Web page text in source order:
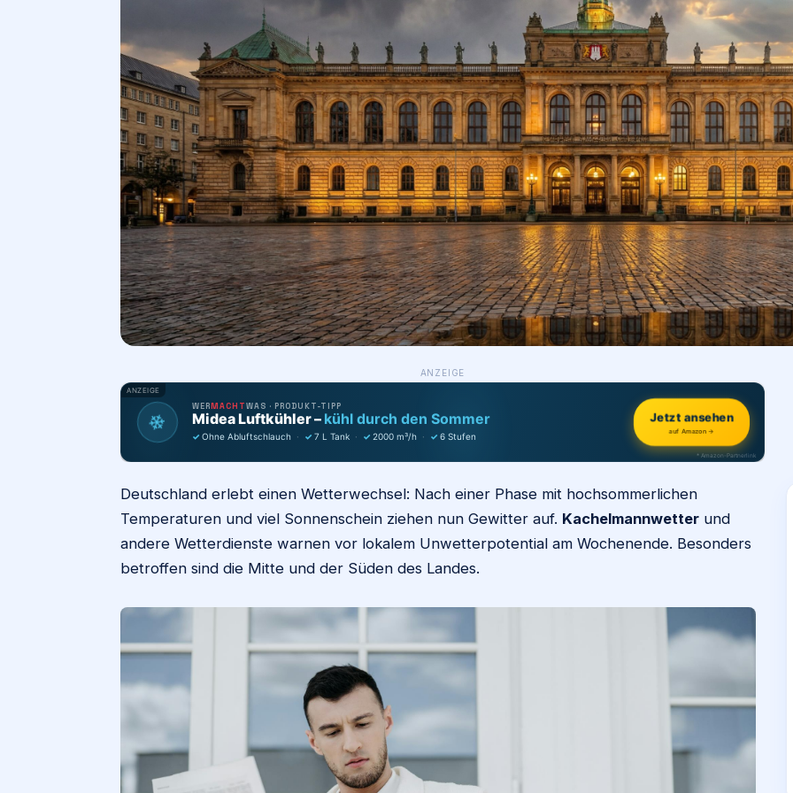
ANZEIGE
ANZEIGE
❄
WERMACHTWAS · PRODUKT-TIPP
Midea Luftkühler – kühl durch den Sommer
✓ Ohne Abluftschlauch · ✓ 7 L Tank · ✓ 2000 m³/h · ✓ 6 Stufen
Jetzt ansehen
auf Amazon →
* Amazon-Partnerlink
Deutschland erlebt einen Wetterwechsel: Nach einer Phase mit hochsommerlichen
Temperaturen und viel Sonnenschein ziehen nun Gewitter auf. Kachelmannwetter und
andere Wetterdienste warnen vor lokalem Unwetterpotential am Wochenende. Besonders
betroffen sind die Mitte und der Süden des Landes.